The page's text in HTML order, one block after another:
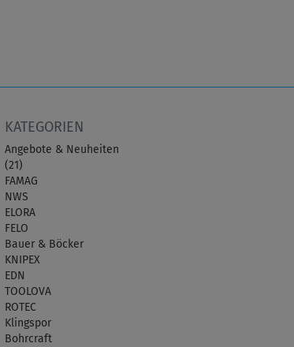
KATEGORIEN
Angebote & Neuheiten
(21)
FAMAG
NWS
ELORA
FELO
Bauer & Böcker
KNIPEX
EDN
TOOLOVA
ROTEC
Klingspor
Bohrcraft